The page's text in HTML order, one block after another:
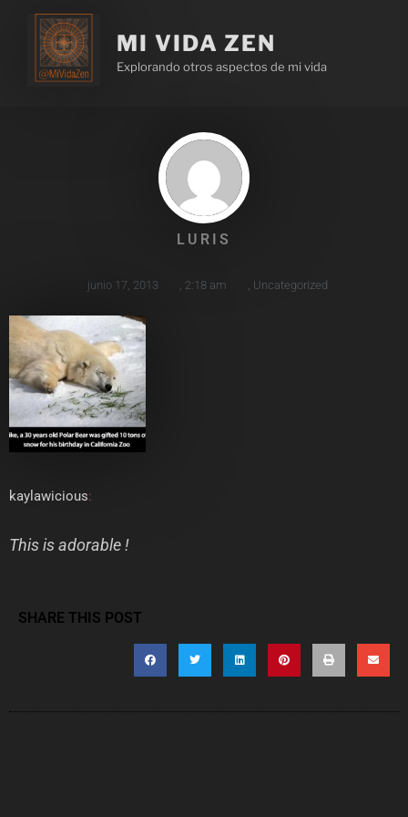
MI VIDA ZEN
Explorando otros aspectos de mi vida
LURIS
junio 17, 2013 2:18 am Uncategorized
kaylawicious:
This is adorable !
SHARE THIS POST